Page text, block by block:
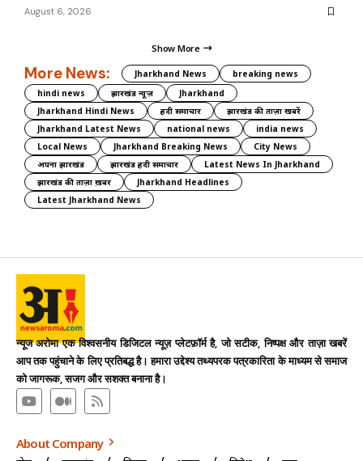
August 6, 2026
Show More
More News: Jharkhand News
breaking news
hindi news
झारखंड न्यूज़
Jharkhand
Jharkhand Hindi News
हिंदी समाचार
झारखंड की ताज़ा खबरें
Jharkhand Latest News
national news
india news
Local News
Jharkhand Breaking News
City News
अपना झारखंड
झारखंड हिंदी समाचार
Latest News In Jharkhand
झारखंड की ताज़ा ख़बर
Jharkhand Headlines
Latest Jharkhand News
न्यूज अरोमा एक विश्वसनीय डिजिटल न्यूज़ प्लेटफ़ॉर्म है, जो सटीक, निष्पक्ष और ताज़ा खबरें
आप तक पहुंचाने के लिए प्रतिबद्ध है। हमारा उद्देश्य तथ्यपरक पत्रकारिता के माध्यम से समाज
को जागरूक, सजग और सशक्त बनाना है।
About Company